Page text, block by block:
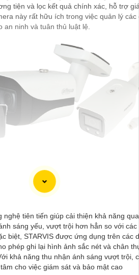
tiện và lọc kết quả chính xác, hỗ trợ
này rất hữu ích trong việc quản lý các
ninh và tuân thủ luật lệ.
nghệ tiên tiến giúp cải thiện khả năng
sáng yếu, vượt trội hơn hẳn so với các
biệt, STARVIS được ứng dụng trên các
phép ghi lại hình ảnh sắc nét và chân
khả năng thu nhận ánh sáng vượt trội,
cho việc giám sát và bảo mật cao